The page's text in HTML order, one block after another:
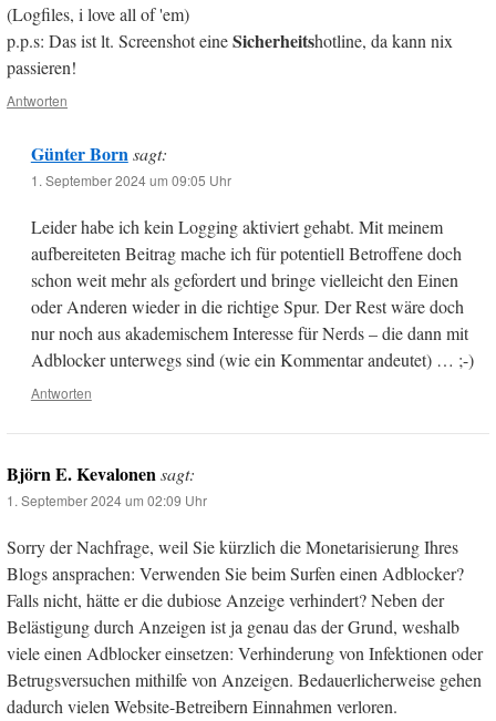
(Logfiles, i love all of 'em)
p.p.s: Das ist lt. Screenshot eineSicherheitshotline, da kann nix
passieren!
Antworten
Günter Born sagt:
1. September 2024 um 09:05 Uhr
Leider habe ich kein Logging aktiviert gehabt. Mit meinem
aufbereiteten Beitrag mache ich für potentiell Betroffene doch
schon weit mehr als gefordert und bringe vielleicht den Einen
oder Anderen wieder in die richtige Spur. Der Rest wäre doch
nur noch aus akademischem Interesse für Nerds – die dann mit
Adblocker unterwegs sind (wie ein Kommentar andeutet) … ;-)
Antworten
Björn E. Kevalonensagt:
1. September 2024 um 02:09 Uhr
Sorry der Nachfrage, weil Sie kürzlich die Monetarisierung Ihres
Blogs ansprachen: Verwenden Sie beim Surfen einen Adblocker?
Falls nicht, hätte er die dubiose Anzeige verhindert? Neben der
Belästigung durch Anzeigen ist ja genau das der Grund, weshalb
viele einen Adblocker einsetzen: Verhinderung von Infektionen oder
Betrugsversuchen mithilfe von Anzeigen. Bedauerlicherweise gehen
dadurch vielen Website-Betreibern Einnahmen verloren.